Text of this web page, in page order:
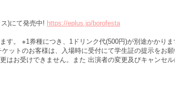
)にて発売中! https://eplus.jp/borofesta
す。 ※1券種につき、1ドリンク代(500円)が別途かかり
ットのお客様は、入場時に受付にて学生証の提示をお
はお受けできません。また 出演者の変更及びキャンセ